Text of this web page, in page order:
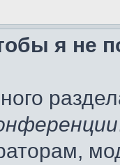
я не